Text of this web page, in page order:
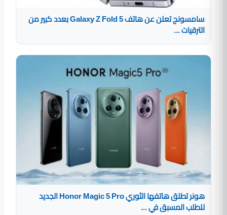
سامسونج تعلن عن هاتف Galaxy Z Fold 5 بعدد كبير من
الترقيات ...
هونر تطلق هاتفها الثوري Honor Magic 5 Pro الجديد
للطلب المسبق في ...